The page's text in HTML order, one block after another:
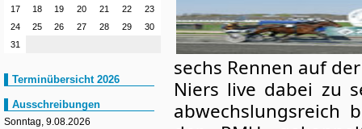
17
18 19 20 21 22
23
24
25 26 27 28 29
30
31
Terminübersicht 2026
Ausschreibungen
Sonntag, 9.08.2026
sechs Rennen auf
Niers live dabei zu
abwechslungsreich